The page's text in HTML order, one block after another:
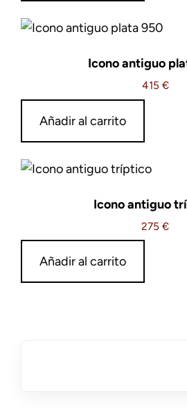
Icono antiguo
415 €
Añadir al carrito
Icono antiguo
275 €
Añadir al carrito